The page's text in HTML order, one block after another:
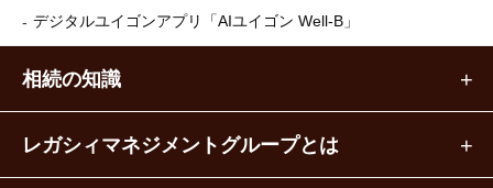
デジタルユイゴンアプリ 「AIユイゴン Well-B」
相続の知識
レガシィマネジメントグループとは